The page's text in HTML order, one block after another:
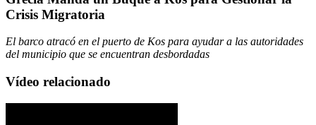
Crisis Migratoria
El barco atracó en el puerto de Kos para ayudar a las autoridades
del municipio que se encuentran desbordadas
Vídeo relacionado